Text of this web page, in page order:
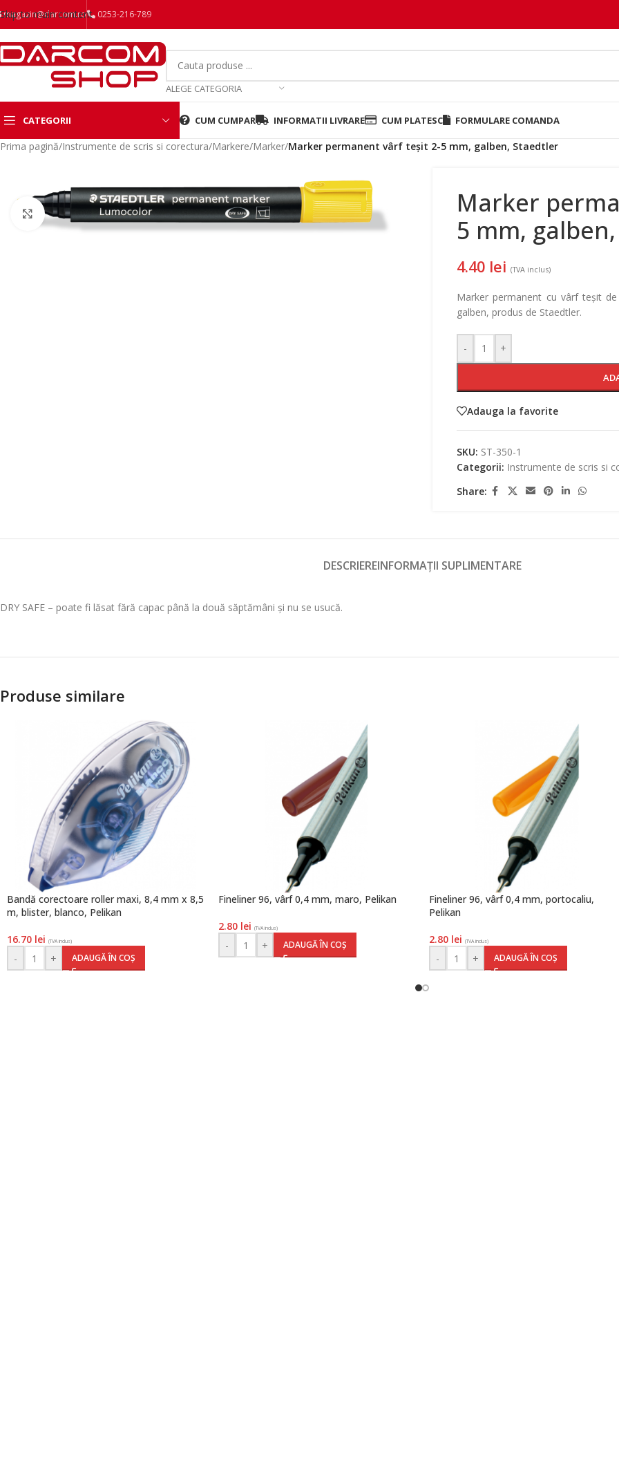
Skip to main content
magazin@darcom.ro 0253-216-789
ALEGE CATEGORIA
CATEGORII CUM CUMPAR INFORMATII LIVRARE CUM PLATESC FORMULARE COMANDA
Prima pagină/Instrumente de scris si corectura/Markere/Marker/Marker permanent vârf teșit 2-5 mm, galben, Staedtler
Mareste
Marker
5 mm,
4.40 lei (TVA inclus)
Marker permanent cu vârf teșit
galben, produs de Staedtler.
- +
Adauga la favorite
SKU: ST-350-1
Categorii: Instrumente de scris si
Share:
DESCRIEREINFORMAȚII SUPLIMENTARE
DRY SAFE – poate fi lăsat fără capac până la două săptămâni și nu se usucă.
Produse similare
Bandă corectoare roller maxi, 8,4 mm x 8,5
m, blister, blanco, Pelikan
16.70 lei (TVA inclus)
- + ADAUGĂ ÎN COȘ
Fineliner 96, vârf 0,4 mm, maro, Pelikan
2.80 lei (TVA inclus)
- + ADAUGĂ ÎN COȘ
Fineliner 96, vârf 0,4 mm, portocaliu,
Pelikan
2.80 lei (TVA inclus)
- + ADAUGĂ ÎN COȘ